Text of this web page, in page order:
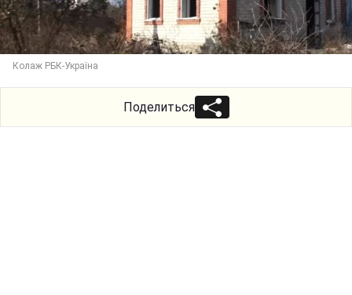
Колаж РБК-Україна
Поделиться